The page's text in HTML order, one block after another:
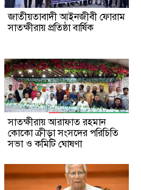
জাতীয়তাবাদী আইনজীবী ফোরাম
সাতক্ষীরায় প্রতিষ্ঠা বার্ষিক
সাতক্ষীরায় আরাফাত রহমান
কোকো ক্রীড়া সংসদের পরিচিতি
সভা ও কমিটি ঘোষণা